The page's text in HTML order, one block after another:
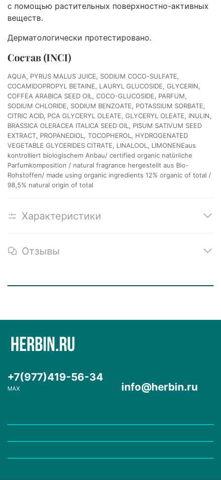
с помощью растительных поверхностно-активных
веществ.
Дерматологически протестировано.
Состав (INCI)
AQUA, PYRUS MALUS JUICE, SODIUM COCO-SULFATE,
COCAMIDOPROPYL BETAINE, LAURYL GLUCOSIDE, GLYCERIN,
COFFEA ARABICA SEED OIL, COCO-GLUCOSIDE, PARFUM,
SODIUM CHLORIDE, SODIUM BENZOATE, POTASSIUM SORBATE,
CITRIC ACID, PCA GLYCERYL OLEATE, GLYCERYL OLEATE, INULIN,
BRASSICA OLERACEA ITALICA SEED OIL, PISUM SATIVUM SEED
EXTRACT, PROPANEDIOL, TOCOPHEROL, HYDROGENATED
VEGETABLE GLYCERIDES CITRATE, LINALOOL, LIMONENEaus
kontrolliert biologischem Anbau/ certified organic natürliche
Parfumkomposition / natural fragrance hergestellt aus Bio-
Rohstoffen/ made using organic ingredients 12% organic of total /
98,5% natural origin of total
Характеристики
Отзывы
+7(977)419-56-34
MAX info@herbin.ru